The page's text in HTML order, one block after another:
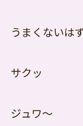
うまくないは
サクッ
ジュワ～